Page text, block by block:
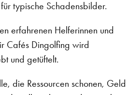
typische Schadensbilder.
erfahrenen Helferinnen und
Cafés Dingolfing wird
und getüftelt.
die Ressourcen schonen, Geld